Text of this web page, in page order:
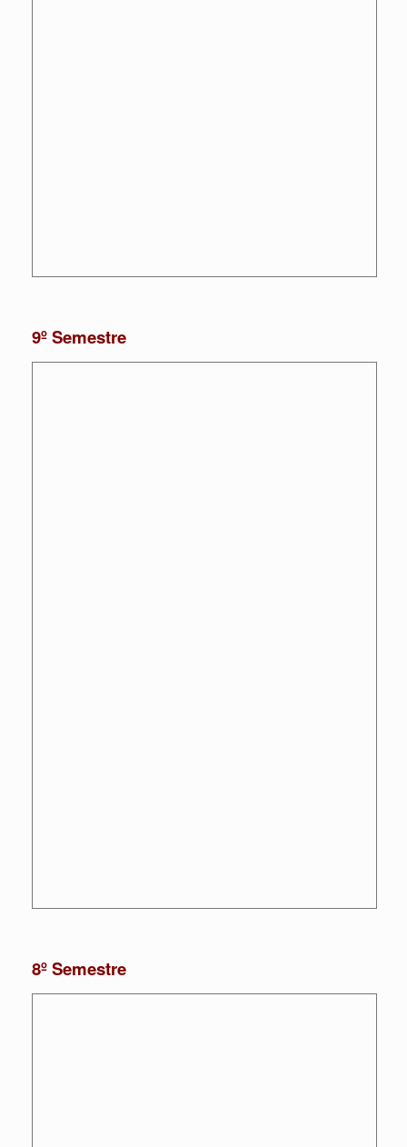
9º Semestre
8º Semestre